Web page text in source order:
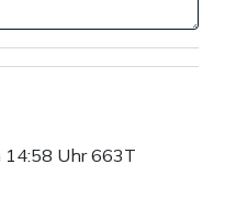
14:58 Uhr663T